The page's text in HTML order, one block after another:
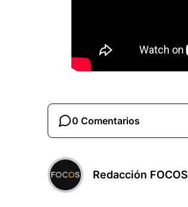
0 Comentarios
Redacción FOCOS